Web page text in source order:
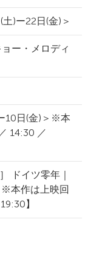
)ー22日(金)＞
ー・メロディ
10日(金)＞※本
14:30 ／
ドイツ零年｜
※本作は上映回
】